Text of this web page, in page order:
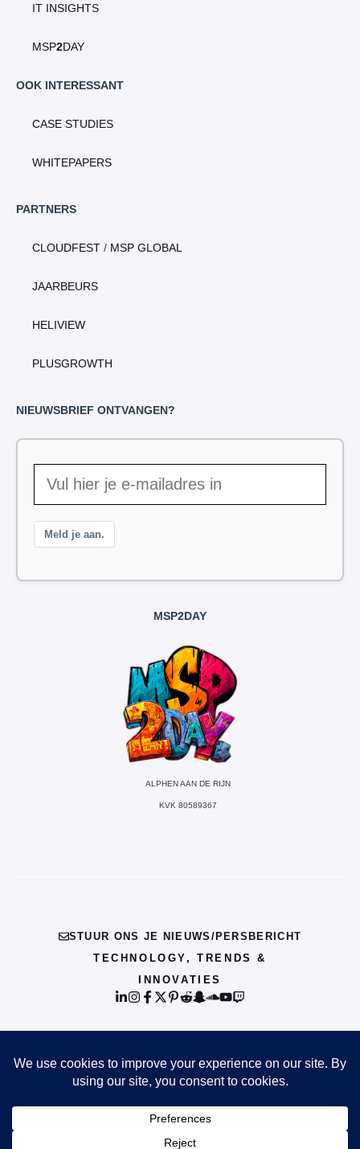
IT INSIGHTS
MSP2DAY
OOK INTERESSANT
CASE STUDIES
WHITEPAPERS
PARTNERS
CLOUDFEST / MSP GLOBAL
JAARBEURS
HELIVIEW
PLUSGROWTH
NIEUWSBRIEF ONTVANGEN?
Meld je aan.
MSP2DAY
ALPHEN AAN DE RIJN
KVK 80589367
STUUR ONS JE NIEUWS/PERSBERICHT
TECHNOLOGY, TRENDS &
INNOVATIES